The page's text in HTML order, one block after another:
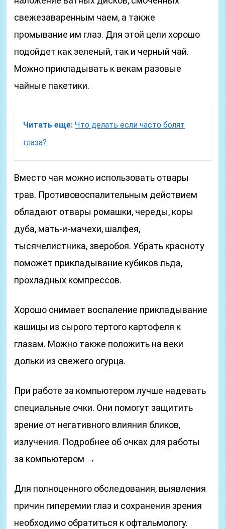
свежезаваренным чаем, а также
промывание им глаз. Для этой цели хорошо
подойдет как зеленый, так и черный чай.
Можно прикладывать к векам разовые
чайные пакетики.
Читать еще: Что делать если часто болят
глаза?
Вместо чая можно использовать отвары
трав. Противовоспалительным действием
обладают отвары ромашки, череды, коры
дуба, мать-и-мачехи, шалфея,
тысячелистника, зверобоя. Убрать красноту
поможет прикладывание кубиков льда,
прохладных компрессов.
Хорошо снимает воспаление прикладывание
кашицы из сырого тертого картофеля к
глазам. Можно также положить на веки
дольки из свежего огурца.
При работе за компьютером лучше надевать
специальные очки. Они помогут защитить
зрение от негативного влияния бликов,
излучения. Подробнее об очках для работы
за компьютером →
Для полноценного обследования, выявления
причин гиперемии глаз и сохранения зрения
необходимо обратиться к офтальмологу.